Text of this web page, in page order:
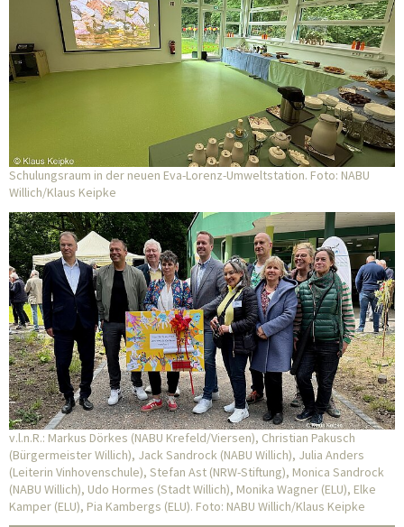
Schulungsraum in der neuen Eva-Lorenz-Umweltstation. Foto: NABU
Willich/Klaus Keipke
v.l.n.R.: Markus Dörkes (NABU Krefeld/Viersen), Christian Pakusch
(Bürgermeister Willich), Jack Sandrock (NABU Willich), Julia Anders
(Leiterin Vinhovenschule), Stefan Ast (NRW-Stiftung), Monica Sandrock
(NABU Willich), Udo Hormes (Stadt Willich), Monika Wagner (ELU), Elke
Kamper (ELU), Pia Kambergs (ELU). Foto: NABU Willich/Klaus Keipke